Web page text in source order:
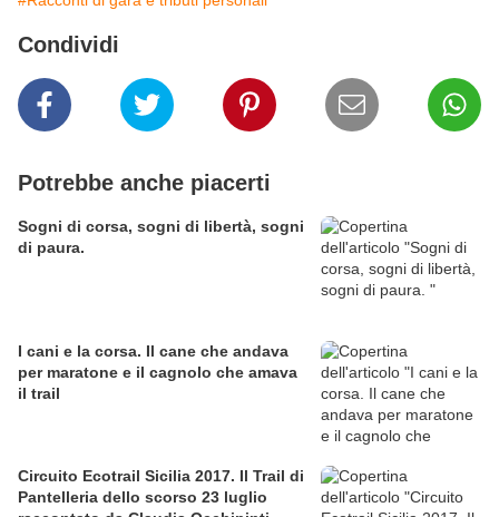
Condividi
Potrebbe anche piacerti
Sogni di corsa, sogni di libertà, sogni
di paura.
I cani e la corsa. Il cane che andava
per maratone e il cagnolo che amava
il trail
Circuito Ecotrail Sicilia 2017. Il Trail di
Pantelleria dello scorso 23 luglio